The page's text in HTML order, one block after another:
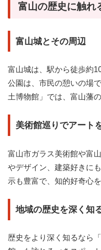
富山の歴史に触れ
富山城とその周辺
富山城は、駅から徒歩約
公園は、市民の憩いの場
土博物館」では、富山藩
美術館巡りでアート
富山市ガラス美術館や富
やデザイン、建築好きに
示も豊富で、知的好奇心
地域の歴史を深く知
歴史をより深く知るなら